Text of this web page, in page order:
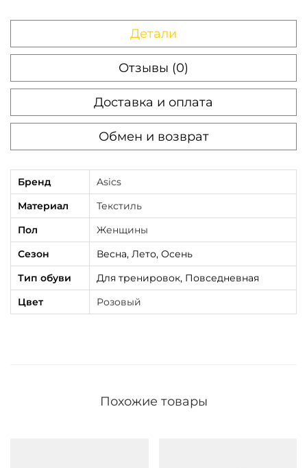
e
m
i
Детали
Отзывы (0)
Доставка и оплата
Обмен и возврат
Бренд
Asics
Материал
Текстиль
Пол
Женщины
Сезон
Весна, Лето, Осень
Тип обуви
Для тренировок, Повседневная
Цвет
Розовый
Похожие товары